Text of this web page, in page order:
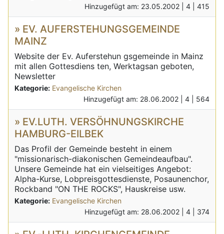
Hinzugefügt am: 23.05.2002 | 4 | 415
» EV. AUFERSTEHUNGSGEMEINDE
MAINZ
Website der Ev. Auferstehun gsgemeinde in Mainz
mit allen Gottesdiens ten, Werktagsan geboten,
Newsletter
Kategorie: Evangelische Kirchen
Hinzugefügt am: 28.06.2002 | 4 | 564
» EV.LUTH. VERSÖHNUNGSKIRCHE
HAMBURG-EILBEK
Das Profil der Gemeinde besteht in einem
"missionarisch-diakonischen Gemeindeaufbau".
Unsere Gemeinde hat ein vielseitiges Angebot:
Alpha-Kurse, Lobpreisgottesdienste, Posaunenchor,
Rockband "ON THE ROCKS", Hauskreise usw.
Kategorie: Evangelische Kirchen
Hinzugefügt am: 28.06.2002 | 4 | 374